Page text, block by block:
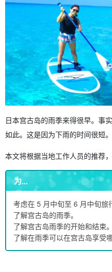
8有关宫古岛雨季的常见问题
日本宫古岛的雨季来得很早。事
如此。这是因为下雨的时间很短。
本文将根据当地工作人员的推荐
为...
考虑在 5 月中旬至 6 月中旬旅
了解宫古岛的雨季。
了解宫古岛雨季的开始和结束。
了解在雨季可以在宫古岛享受